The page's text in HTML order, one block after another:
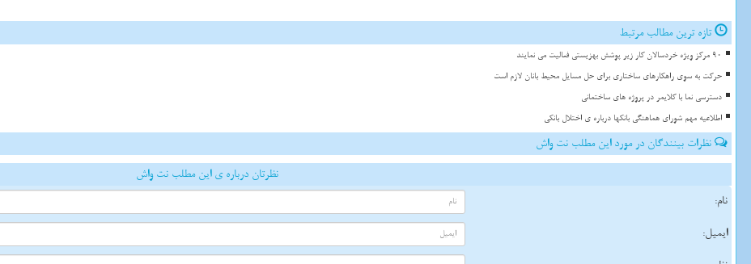
تازه ترین مطالب مرتبط
90 مرکز ویژه خردسالان کار زیر پوشش بهزیستی فعالیت می نمایند
حرکت به سوی راهکارهای ساختاری برای حل مسایل محیط بانان لازم است
دسترسی نما با کلایمر در پروژه های ساختمانی
اطلاعیه مهم شورای هماهنگی بانکها درباره ی اختلال بانکی
نظرات بینندگان در مورد این مطلب نت واش
نظرتان درباره ی این مطلب نت واش
نام:
ایمیل: